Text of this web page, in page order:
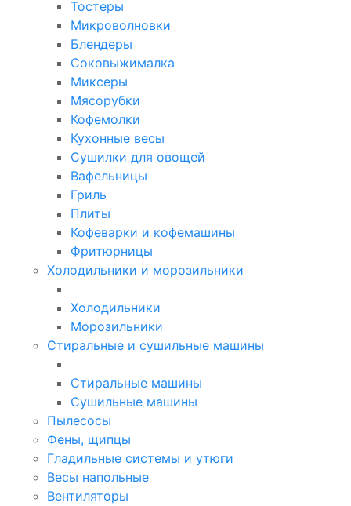
Тостеры
Микроволновки
Блендеры
Соковыжималка
Миксеры
Мясорубки
Кофемолки
Кухонные весы
Сушилки для овощей
Вафельницы
Гриль
Плиты
Кофеварки и кофемашины
Фритюрницы
Холодильники и морозильники
Холодильники
Морозильники
Стиральные и сушильные машины
Стиральные машины
Сушильные машины
Пылесосы
Фены, щипцы
Гладильные системы и утюги
Весы напольные
Вентиляторы